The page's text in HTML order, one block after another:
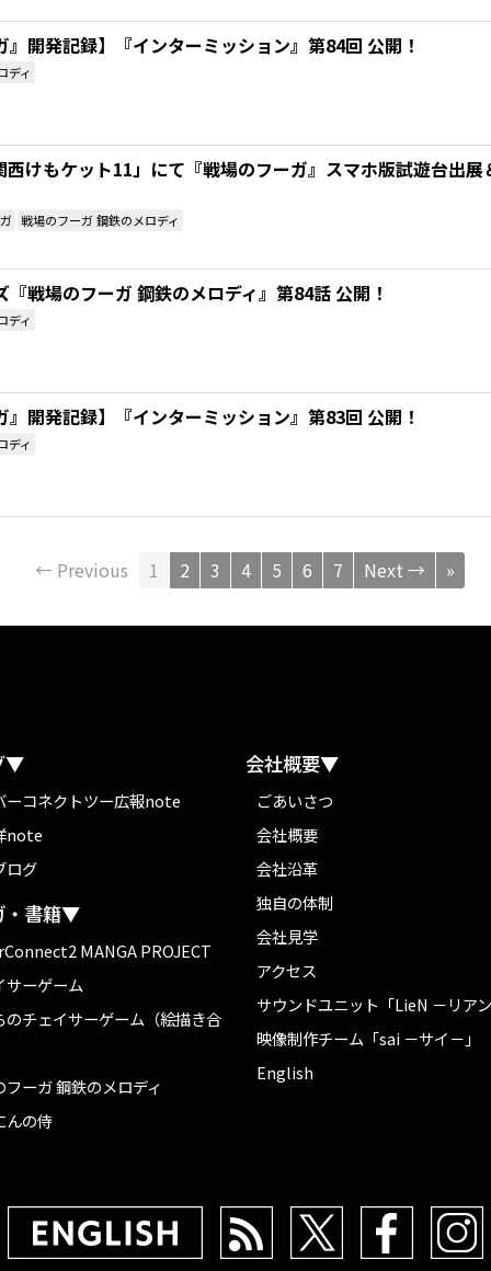
』開発記録】『インターミッション』第84回 公開！
ディ
けもケット11」にて『戦場のフーガ』スマホ版試遊台出
戦場のフーガ 鋼鉄のメロディ
戦場のフーガ 鋼鉄のメロディ』第84話 公開！
ディ
』開発記録】『インターミッション』第83回 公開！
ディ
← Previous 1 2 3 4 5 6 7 Next → »
▼
ーコネクトツー広報note
note
ログ
・書籍▼
MANGA PROJECT
サーゲーム
のチェイサーゲーム（絵描き合
フーガ 鋼鉄のメロディ
んの侍
会社概要▼
ごあいさつ
会社概要
会社沿革
独自の体制
会社見学
アクセス
サウンドユニット「LieN －リア
映像制作チーム「sai －サイ－」
English